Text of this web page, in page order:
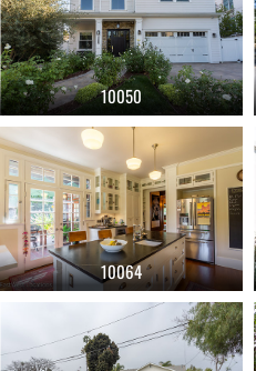
10050
10064